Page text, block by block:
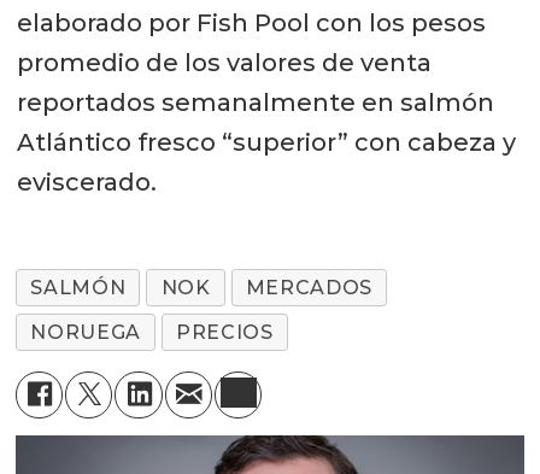
elaborado por Fish Pool con los pesos
promedio de los valores de venta
reportados semanalmente en salmón
Atlántico fresco “superior” con cabeza y
eviscerado.
SALMÓN NOK
MERCADOS
NORUEGA
PRECIOS